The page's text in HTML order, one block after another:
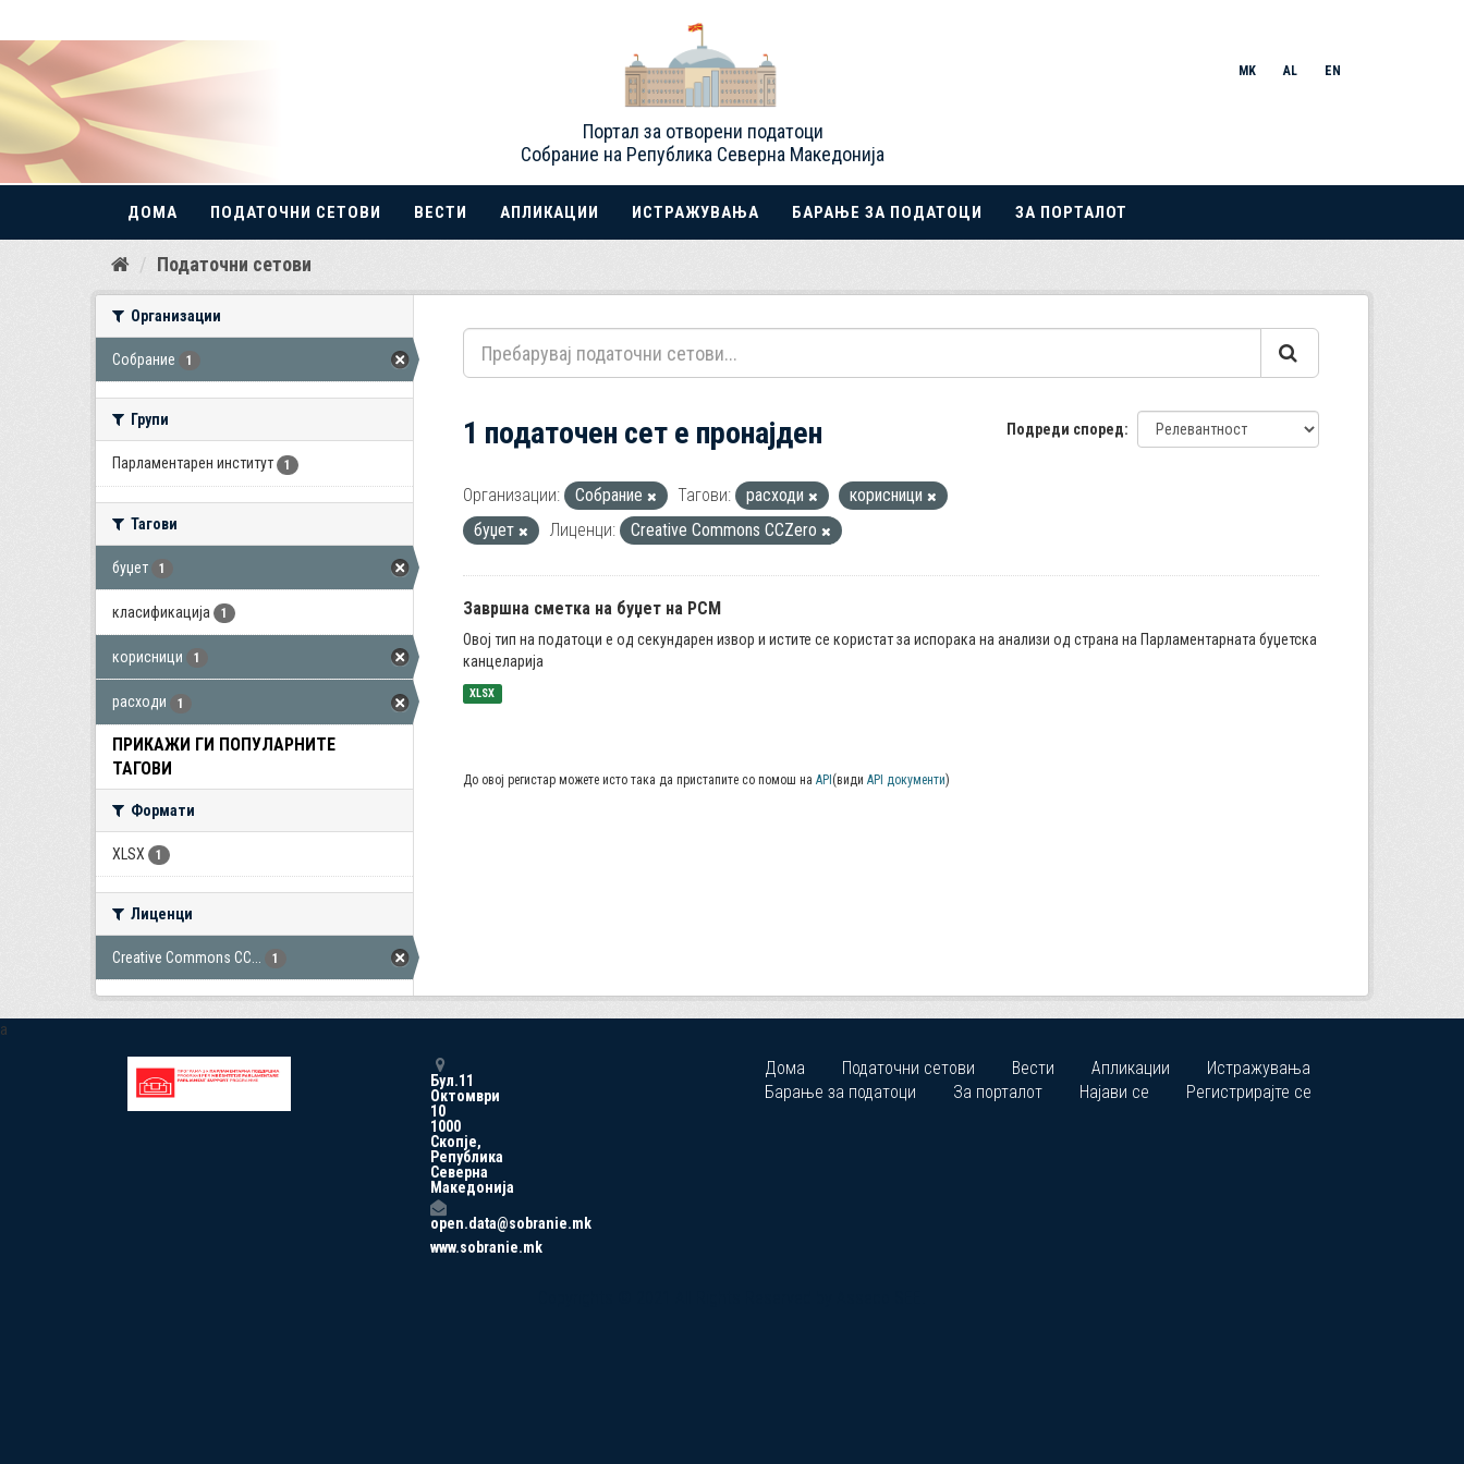
Прескокнете
Портал за отворени податоци
Собрание на Република Северна Македонија
MK AL EN
ДОМА ПОДАТОЧНИ СЕТОВИ ВЕСТИ АПЛИКАЦИИ ИСТРАЖУВАЊА БАРАЊЕ ЗА ПОДАТОЦИ ЗА ПОРТАЛОТ
Податочни сетови
Организации
Собрание 1
Групи
Парламентарен институт 1
Тагови
буџет 1
класификација 1
корисници 1
расходи 1
ПРИКАЖИ ГИ ПОПУЛАРНИТЕ
ТАГОВИ
Формати
XLSX 1
Лиценци
Creative Commons CC... 1
Подреди според
1 податочен сет е пронајден
Организации: Собрание Тагови: расходи
корисници
буџет
Лиценци: Creative Commons CCZero
Завршна сметка на буџет на РСМ
Овој тип на податоци е од секундарен извор и истите се користат за испорака на анализи од страна на Парламентарната буџетска
канцеларија
XLSX
До овој регистар можете исто така да пристапите со помош на API (види API документи)
a
Бул.11
Октомври
10
1000
Скопје,
Република
Северна
Македонија
open.data@sobranie.mk
www.sobranie.mk
Дома Податочни сетови Вести Апликации
Истражувања
Барање за податоци
За порталот Најави се Регистрирајте се